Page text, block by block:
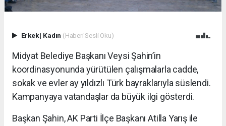
Erkek| Kadın (Haberi Sesli Oku)
Midyat Belediye Başkanı Veysi Şahin’in
koordinasyonunda yürütülen çalışmalarla cadde,
sokak ve evler ay yıldızlı Türk bayraklarıyla süslendi.
Kampanyaya vatandaşlar da büyük ilgi gösterdi.
Başkan Şahin, AK Parti İlçe Başkanı Atilla Yarış ile